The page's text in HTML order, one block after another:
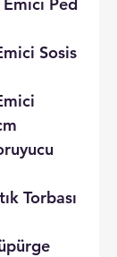
Sosis
Torbası